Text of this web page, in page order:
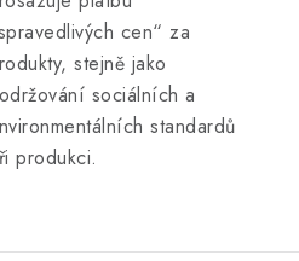
cen“ za
stejně jako
sociálních a
standardů
produkci.